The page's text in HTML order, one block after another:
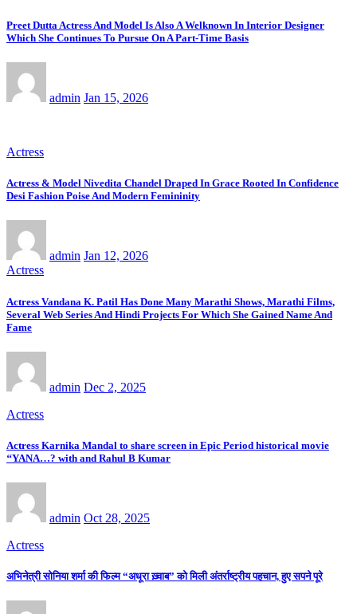
Preet Dutta Actress And Model Is Also A Welknown In Interior Designer
Which She Continues To Pursue On A Part-Time Basis
admin Jan 15, 2026
Actress
Actress & Model Nivedita Chandel Draped In Grace Rooted In Confidence
Desi Fashion Poise And Modern Femininity
admin Jan 12, 2026
Actress
Actress Vandana K. Patil Has Done Many Marathi Shows, Marathi Films,
Several Web Series And Hindi Projects For Which She Gained Name And
Fame
admin Dec 2, 2025
Actress
Actress Karnika Mandal to share screen in Epic Period historical movie
‘‘YANA…? with and Rahul B Kumar
admin Oct 28, 2025
Actress
अभिनेत्री सोनिया शर्मा की फिल्म “अधूरा ख़्वाब” को मिली अंतर्राष्ट्रीय पहचान, हुए सपने पूरे